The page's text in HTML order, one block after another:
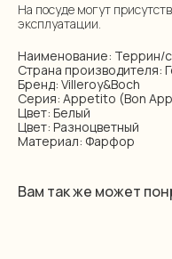
На посуде могут
эксплуатации.
Наименование: Террин/
Страна производителя:
Бренд: Villeroy&Boch
Серия: Appetito (Bon
Цвет: Белый
Цвет: Разноцветный
Материал: Фарфор
Вам так же может